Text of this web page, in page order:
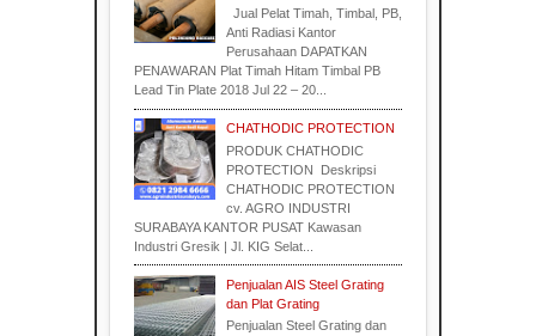
Jual Pelat Timah, Timbal, PB,
Anti Radiasi Kantor
Perusahaan DAPATKAN
PENAWARAN Plat Timah Hitam Timbal PB
Lead Tin Plate 2018 Jul 22 – 20...
CHATHODIC PROTECTION
PRODUK CHATHODIC
PROTECTION Deskripsi
CHATHODIC PROTECTION
cv. AGRO INDUSTRI
SURABAYA KANTOR PUSAT Kawasan
Industri Gresik | Jl. KIG Selat...
Penjualan AIS Steel Grating
dan Plat Grating
Penjualan Steel Grating dan